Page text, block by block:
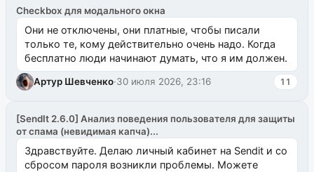
Checkbox для модального окна
Они не отключены, они платные, чтобы писали
только те, кому действительно очень надо. Когда
бесплатно люди начинают думать, что я им должен.
Артур Шевченко·30 июля 2026, 23:16 11
[SendIt 2.6.0] Анализ поведения пользователя для защиты
от спама (невидимая капча)...
Здравствуйте. Делаю личный кабинет на Sendit и со
сбросом пароля возникли проблемы. Можете